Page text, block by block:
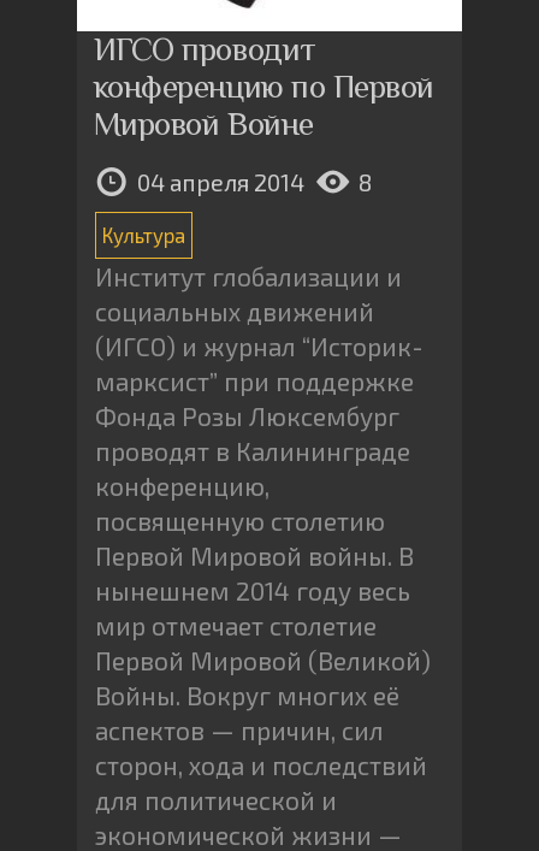
ИГСО проводит
конференцию по Первой
Мировой Войне
04 апреля 2014 8
Культура
Институт глобализации и
социальных движений
(ИГСО) и журнал “Историк-
марксист” при поддержке
Фонда Розы Люксембург
проводят в Калининграде
конференцию,
посвященную столетию
Первой Мировой войны. В
нынешнем 2014 году весь
мир отмечает столетие
Первой Мировой (Великой)
Войны. Вокруг многих её
аспектов — причин, сил
сторон, хода и последствий
для политической и
экономической жизни —